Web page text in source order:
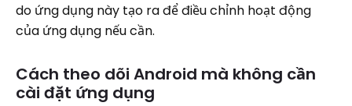
do ứng dụng này tạo ra để điều chỉnh hoạt động
của ứng dụng nếu cần.
Cách theo dõi Android mà không cần
cài đặt ứng dụng